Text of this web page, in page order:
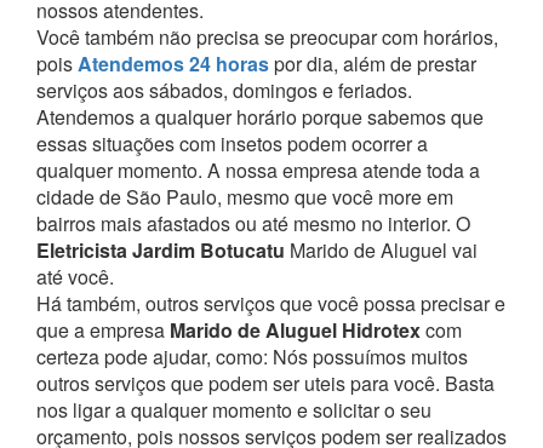
nossos atendentes.
Você também não precisa se preocupar com horários,
poisAtendemos 24 horaspor dia, além de prestar
serviços aos sábados, domingos e feriados.
Atendemos a qualquer horário porque sabemos que
essas situações com insetos podem ocorrer a
qualquer momento. A nossa empresa atende toda a
cidade de São Paulo, mesmo que você more em
bairros mais afastados ou até mesmo no interior. O
Eletricista Jardim Botucatu Marido de Aluguel vai
até você.
Há também, outros serviços que você possa precisar e
que a empresa Marido de Aluguel Hidrotexcom
certeza pode ajudar, como: Nós possuímos muitos
outros serviços que podem ser uteis para você. Basta
nos ligar a qualquer momento e solicitar o seu
orçamento, pois nossos serviços podem ser realizados